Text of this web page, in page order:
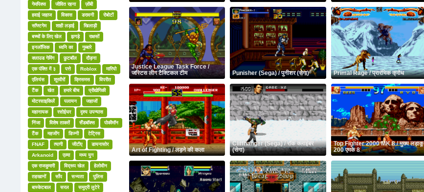
गेमपिक्स
जीवित रहना
ज़ोंबी
हवाई जहाज
विकास डरावनी
रोबोटों
सॉफ्टगेम
शाही लड़ाई
खिलाड़ी
बच्चों के लिए खेल
झगड़े
राक्षसों
इनलॉजिक
ध्वनि का
गुब्बारे
क्लाउड गेमिंग
फ़ुटबॉल
दौड़ना
एक पंक्ति में ३
पत्ते Roblox
मारियो
एलियंस
शूरवीरों क्रिसमस
विपरीत
टैंक
खेत हमारे बीच
प्रौद्योगिकी
मोटरसाइकिलें
पलायन
जहाजों
महानायक
रसोईघर
दृश्य उपन्यास
निंजा
विशेष ताकतें सैंडबॉक्स
पोकीमॉन
टैंक
महजोंग डिज्नी
टेट्रिस
FNAF
त्यागी जीटीए
डायनासोर
Arkanoid
एल्मा
मध्य युग
एक राजकुमारी
विद्रूप खेल
हेलोवीन
तहखानों
साँप सभ्यता
पुलिस
बास्केटबाल
सरल
समुद्री लुटेरे
Justice League Task Force /
जस्टिस लीग टैक्टिकल टीम
Punisher (Sega) / पुनीशर (सेगा) Primal Rage / प्रारंभिक क्रोध
Art of Fighting / लड़ने की कला
Cliffhanger (Sega) / रॉक क्लाइंबर
(सेगा)
Top Fighter 2000 MK 8 / मुख्य लड़ाकू
200 एमके 8